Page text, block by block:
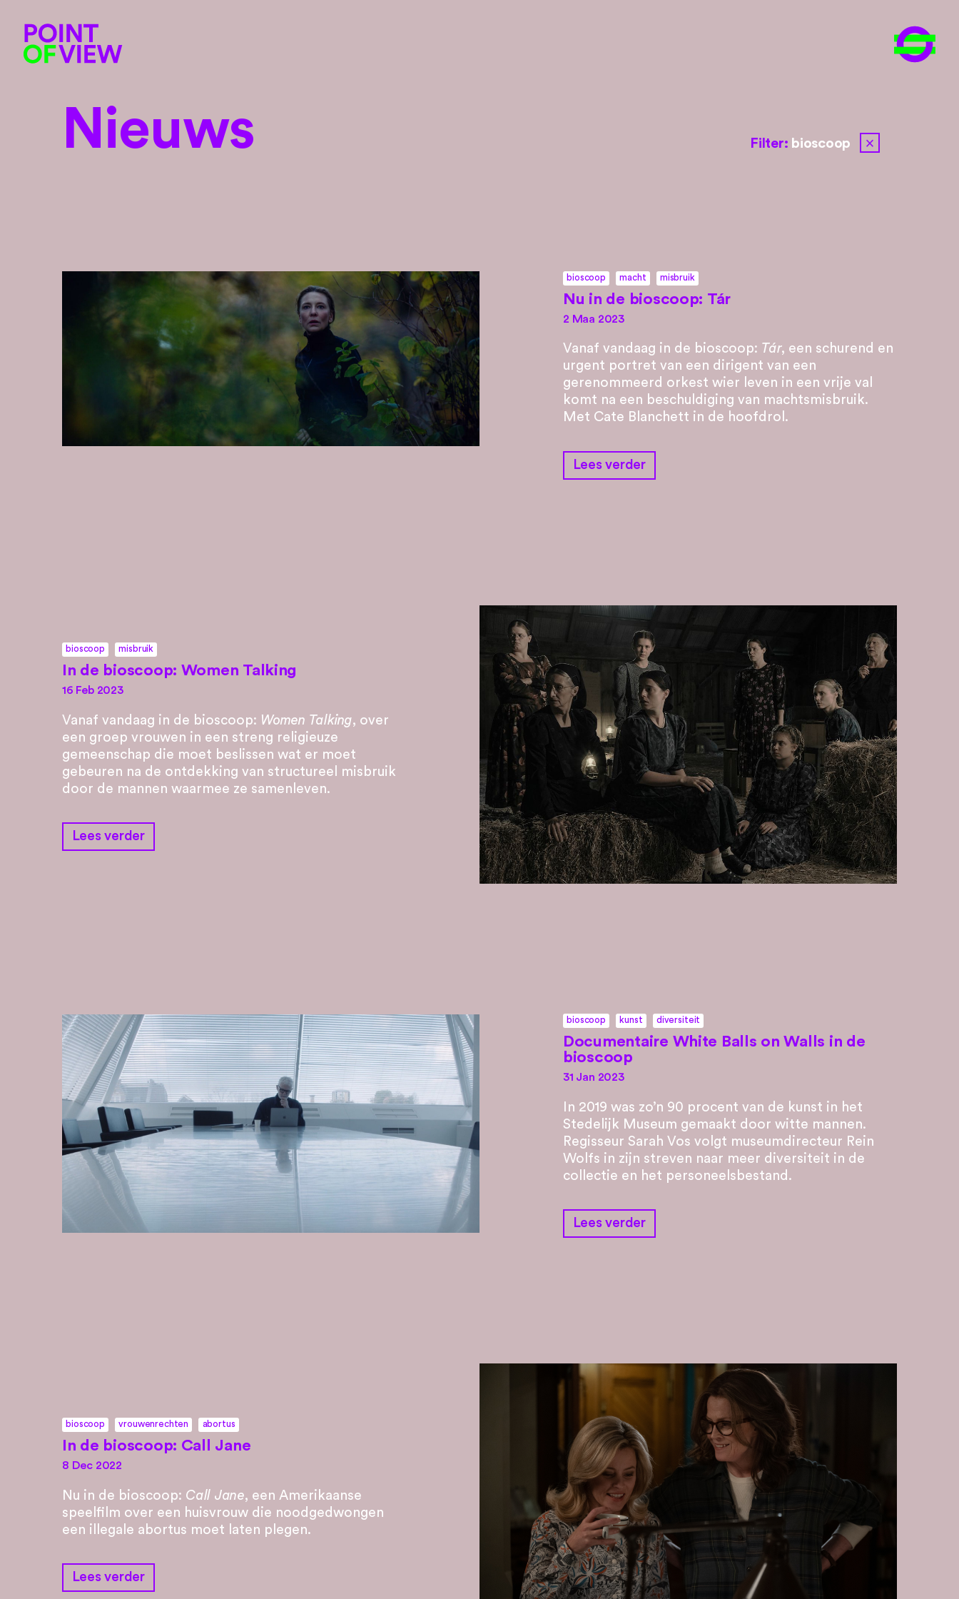
Nieuws Filter: bioscoop close
bioscoop macht misbruik
Nu in de bioscoop: Tár
2 Maa 2023
Vanaf vandaag in de bioscoop: Tár, een schurend en
urgent portret van een dirigent van een
gerenommeerd orkest wier leven in een vrije val
komt na een beschuldiging van machtsmisbruik.
Met Cate Blanchett in de hoofdrol.
Lees verder
bioscoop misbruik
In de bioscoop: Women Talking
16 Feb 2023
Vanaf vandaag in de bioscoop: Women Talking, over
een groep vrouwen in een streng religieuze
gemeenschap die moet beslissen wat er moet
gebeuren na de ontdekking van structureel misbruik
door de mannen waarmee ze samenleven.
Lees verder
bioscoop kunst diversiteit
Documentaire White Balls on Walls in de
bioscoop
31 Jan 2023
In 2019 was zo’n 90 procent van de kunst in het
Stedelijk Museum gemaakt door witte mannen.
Regisseur Sarah Vos volgt museumdirecteur Rein
Wolfs in zijn streven naar meer diversiteit in de
collectie en het personeelsbestand.
Lees verder
bioscoop vrouwenrechten abortus
In de bioscoop: Call Jane
8 Dec 2022
Nu in de bioscoop: Call Jane, een Amerikaanse
speelfilm over een huisvrouw die noodgedwongen
een illegale abortus moet laten plegen.
Lees verder